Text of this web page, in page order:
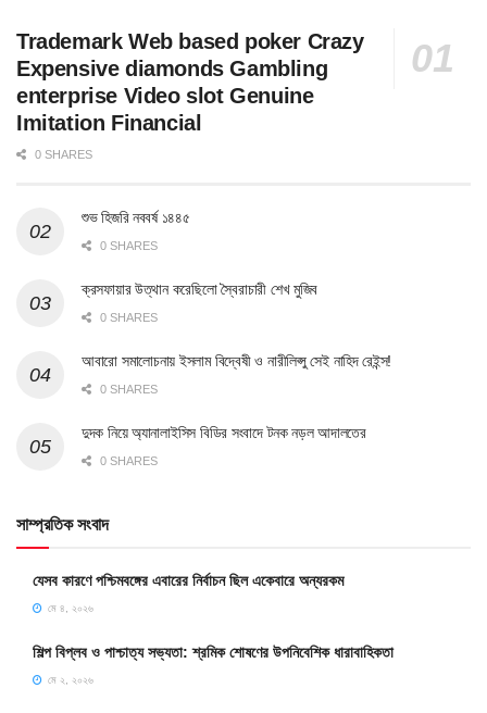
Trademark Web based poker Crazy
Expensive diamonds Gambling
enterprise Video slot Genuine
Imitation Financial
0 SHARES
শুভ হিজরি নববর্ষ ১৪৪৫
0 SHARES
ক্রসফায়ার উত্থান করেছিলো স্বৈরাচারী শেখ মুজিব
0 SHARES
আবারো সমালোচনায় ইসলাম বিদ্বেষী ও নারীলিপ্সু সেই নাহিদ রেইন্স!
0 SHARES
দুদক নিয়ে অ্যানালাইসিস বিডির সংবাদে টনক নড়ল আদালতের
0 SHARES
সাম্প্রতিক সংবাদ
যেসব কারণে পশ্চিমবঙ্গের এবারের নির্বাচন ছিল একেবারে অন্যরকম
মে ৪, ২০২৬
শিল্প বিপ্লব ও পাশ্চাত্য সভ্যতা: শ্রমিক শোষণের উপনিবেশিক ধারাবাহিকতা
মে ২, ২০২৬